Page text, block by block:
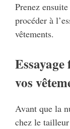
Prenez
procéder à
vêtements.
vos
Avant que la
chez le